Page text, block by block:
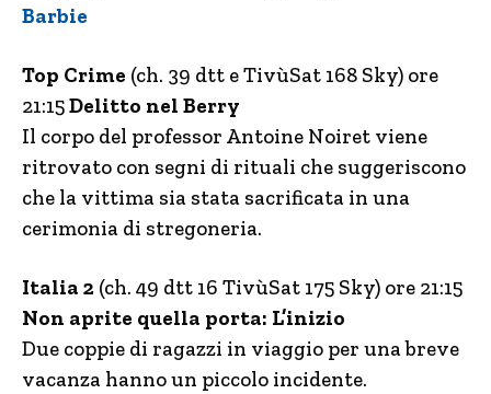
Barbie
Top Crime (ch. 39 dtt e TivùSat 168 Sky) ore
21:15Delitto nel Berry
Il corpo del professor Antoine Noiret viene
ritrovato con segni di rituali che suggeriscono
che la vittima sia stata sacrificata in una
cerimonia di stregoneria.
Italia 2 (ch. 49 dtt 16 TivùSat 175 Sky) ore 21:15
Non aprite quella porta: L’inizio
Due coppie di ragazzi in viaggio per una breve
vacanza hanno un piccolo incidente.